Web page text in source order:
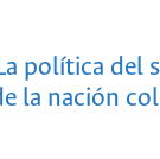
política del
la nación